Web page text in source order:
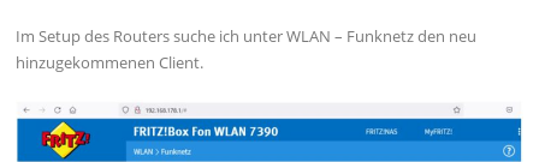
Im Setup des Routers suche ich unter WLAN – Funknetz den neu
hinzugekommenen Client.